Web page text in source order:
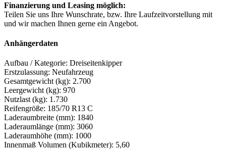
Finanzierung und Leasing möglich:
Teilen Sie uns Ihre Wunschrate, bzw. Ihre Laufzeitvorstellung mit
und wir machen Ihnen gerne ein Angebot.
Anhängerdaten
Aufbau / Kategorie: Dreiseitenkipper
Erstzulassung: Neufahrzeug
Gesamtgewicht (kg): 2.700
Leergewicht (kg): 970
Nutzlast (kg): 1.730
Reifengröße: 185/70 R13 C
Laderaumbreite (mm): 1840
Laderaumlänge (mm): 3060
Laderaumhöhe (mm): 1000
Innenmaß Volumen (Kubikmeter): 5,60